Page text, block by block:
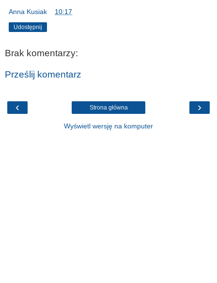
Anna Kusiak 10:17
Udostępnij
Brak komentarzy:
Prześlij komentarz
‹ ›
Strona główna
Wyświetl wersję na komputer